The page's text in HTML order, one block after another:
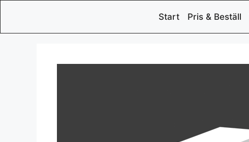
Start Pris & Beställ